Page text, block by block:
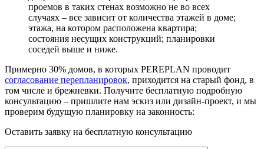
проемов в таких стенах возможно не во всех
случаях – все зависит от количества этажей в доме;
этажа, на котором расположена квартира;
состояния несущих конструкций; планировки
соседей выше и ниже.
Примерно 30% домов, в которых PEREPLAN проводит
согласование перепланировок, приходится на старый фонд, в
том числе и брежневки. Получите бесплатную подробную
консультацию – пришлите нам эскиз или дизайн-проект, и мы
проверим будущую планировку на законность:
Оставить заявку на бесплатную консультацию